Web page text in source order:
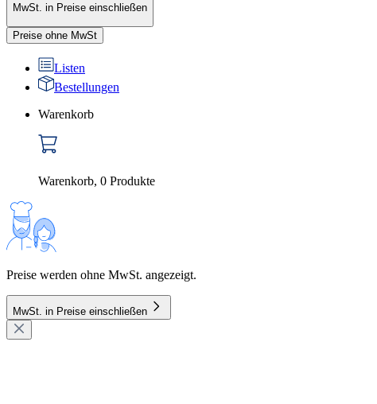
MwSt. in Preise einschließen
Preise ohne MwSt
Listen
Bestellungen
Warenkorb
Warenkorb, 0 Produkte
Preise werden ohne MwSt. angezeigt.
MwSt. in Preise einschließen